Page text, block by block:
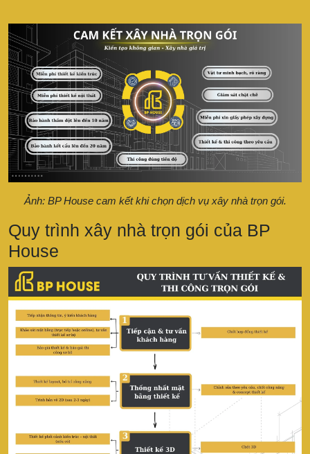
Ảnh: BP House cam kết khi chọn dịch vụ xây nhà trọn gói.
Quy trình xây nhà trọn gói của BP
House